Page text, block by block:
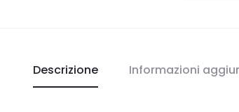
Descrizione Informazioni